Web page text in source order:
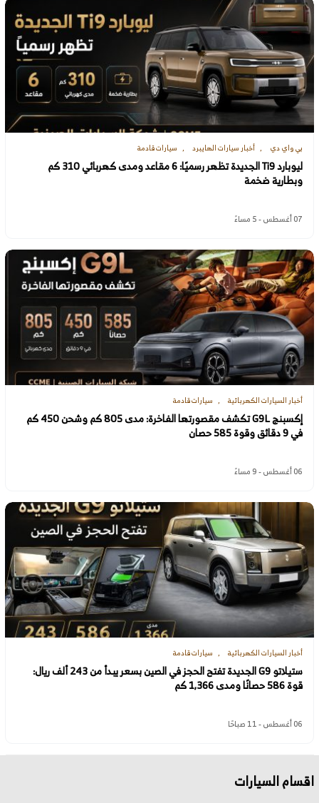
بي واي دي أخبار سيارات الهايبرد سيارات قادمة
ليوبارد Ti9 الجديدة تظهر رسميًا: 6 مقاعد ومدى كهربائي 310 كم
وبطارية ضخمة
07 أغسطس - 5 مساءً
أخبار السيارات الكهربائية سيارات قادمة
إكسبنج G9L تكشف مقصورتها الفاخرة: مدى 805 كم وشحن 450 كم
في 9 دقائق وقوة 585 حصان
06 أغسطس - 9 مساءً
أخبار السيارات الكهربائية سيارات قادمة
ستيلاتو G9 الجديدة تفتح الحجز في الصين بسعر يبدأ من 243 ألف ريال:
قوة 586 حصانًا ومدى 1,366 كم
06 أغسطس - 11 صباحًا
اقسام السيارات